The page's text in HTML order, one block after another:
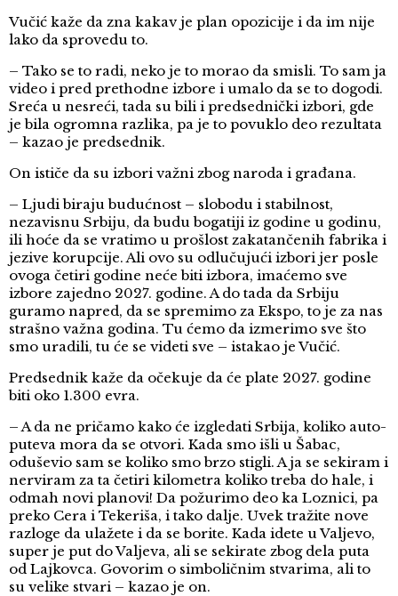
Vučić kaže da zna kakav je plan opozicije i da im nije
lako da sprovedu to.
– Tako se to radi, neko je to morao da smisli. To sam ja
video i pred prethodne izbore i umalo da se to dogodi.
Sreća u nesreći, tada su bili i predsednički izbori, gde
je bila ogromna razlika, pa je to povuklo deo rezultata
– kazao je predsednik.
On ističe da su izbori važni zbog naroda i građana.
– Ljudi biraju budućnost – slobodu i stabilnost,
nezavisnu Srbiju, da budu bogatiji iz godine u godinu,
ili hoće da se vratimo u prošlost zakatančenih fabrika i
jezive korupcije. Ali ovo su odlučujući izbori jer posle
ovoga četiri godine neće biti izbora, imaćemo sve
izbore zajedno 2027. godine. A do tada da Srbiju
guramo napred, da se spremimo za Ekspo, to je za nas
strašno važna godina. Tu ćemo da izmerimo sve što
smo uradili, tu će se videti sve – istakao je Vučić.
Predsednik kaže da očekuje da će plate 2027. godine
biti oko 1.300 evra.
– A da ne pričamo kako će izgledati Srbija, koliko auto-
puteva mora da se otvori. Kada smo išli u Šabac,
oduševio sam se koliko smo brzo stigli. A ja se sekiram i
nerviram za ta četiri kilometra koliko treba do hale, i
odmah novi planovi! Da požurimo deo ka Loznici, pa
preko Cera i Tekeriša, i tako dalje. Uvek tražite nove
razloge da ulažete i da se borite. Kada idete u Valjevo,
super je put do Valjeva, ali se sekirate zbog dela puta
od Lajkovca. Govorim o simboličnim stvarima, ali to
su velike stvari – kazao je on.